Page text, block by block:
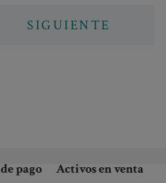
SIGUIENTE
pago Activos en venta